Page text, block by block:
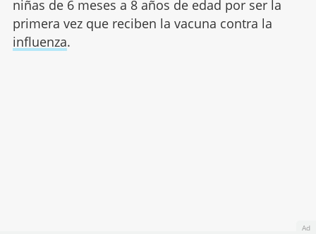
niñas de 6 meses a 8 años de edad por ser la
primera vez que reciben la vacuna contra la
influenza.
Ad